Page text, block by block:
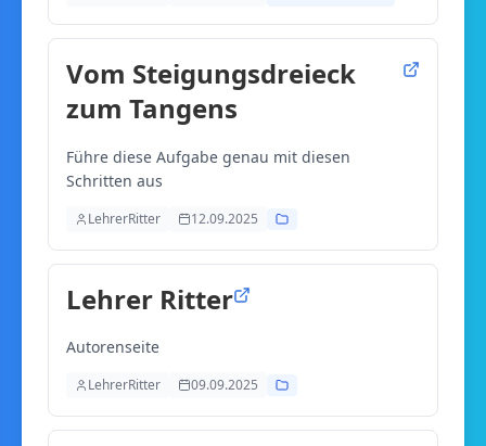
Vom Steigungsdreieck
zum Tangens
Führe diese Aufgabe genau mit diesen
Schritten aus
LehrerRitter 12.09.2025
Lehrer Ritter
Autorenseite
LehrerRitter 09.09.2025